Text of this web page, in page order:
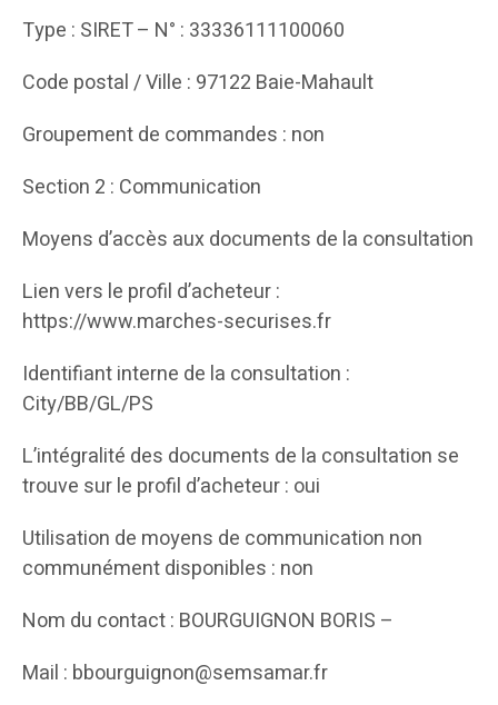
Type : SIRET – N° : 33336111100060
Code postal / Ville : 97122 Baie-Mahault
Groupement de commandes : non
Section 2 : Communication
Moyens d’accès aux documents de la consultation
Lien vers le profil d’acheteur :
https://www.marches-securises.fr
Identifiant interne de la consultation :
City/BB/GL/PS
L’intégralité des documents de la consultation se
trouve sur le profil d’acheteur : oui
Utilisation de moyens de communication non
communément disponibles : non
Nom du contact : BOURGUIGNON BORIS –
Mail : bbourguignon@semsamar.fr